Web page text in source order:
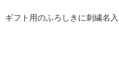
ギフト用のふろしきに刺繍名